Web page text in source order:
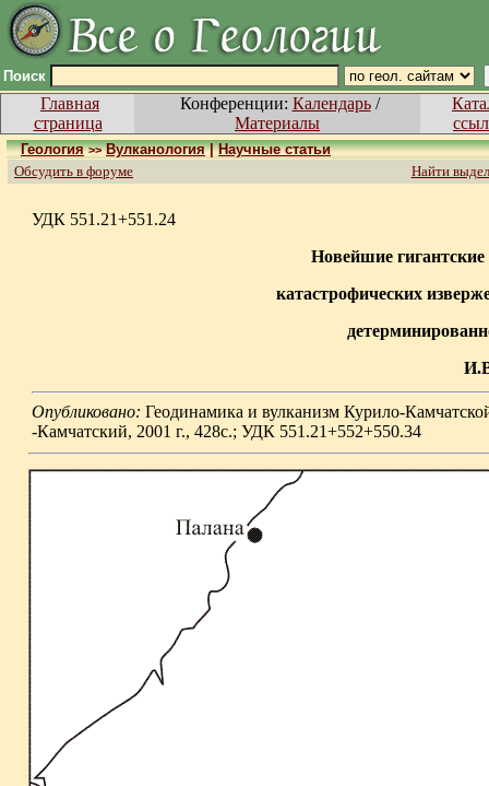
Поиск
Главная
страница
Конференции: Календарь/
Материалы
Геология >> Вулканология|Научные статьи
Обсудить в форуме
Найти
УДК 551.21+551.24
Новейшие
катастрофических
Опубликовано: Геодинамика и вулканизм Курило-
-Камчатский, 2001 г., 428с.; УДК 551.21+552+550.34